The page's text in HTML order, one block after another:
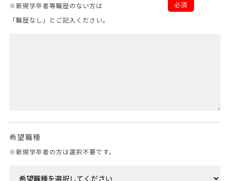
※新規学卒者等職歴のない方は
「職歴なし」とご記入ください。
必須
希望職種
※新規学卒者の方は選択不要です。